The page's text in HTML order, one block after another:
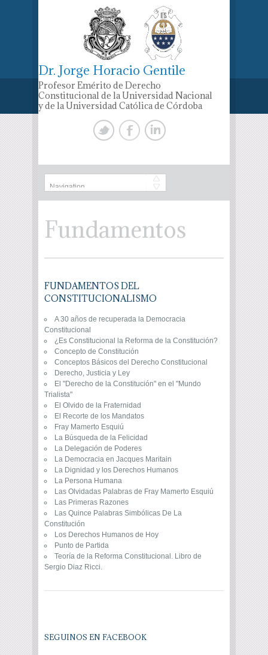
Dr. Jorge Horacio Gentile
Profesor Emérito de Derecho
Constitucional de la Universidad Nacional
y de la Universidad Católica de Córdoba
Fundamentos
FUNDAMENTOS DEL
CONSTITUCIONALISMO
A 30 años de recuperada la Democracia
Constitucional
¿Es Constitucional la Reforma de la Constitución?
Concepto de Constitución
Conceptos Básicos del Derecho Constitucional
Derecho, Justicia y Ley
El "Derecho de la Constitución" en el "Mundo
Trialista"
El Olvido de la Fraternidad
El Recorte de los Mandatos
Fray Mamerto Esquiú
La Búsqueda de la Felicidad
La Delegación de Poderes
La Democracia en Jacques Maritain
La Dignidad y los Derechos Humanos
La Persona Humana
Las Olvidadas Palabras de Fray Mamerto Esquiú
Las Primeras Razones
Las Quince Palabras Simbólicas De La
Constitución
Los Derechos Humanos de Hoy
Punto de Partida
Teoría de la Reforma Constitucional. Libro de
Sergio Diaz Ricci.
SEGUINOS EN FACEBOOK